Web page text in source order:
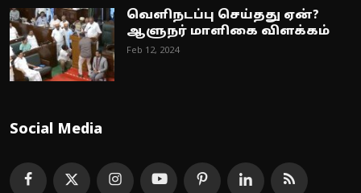
வெளிநடப்பு செய்தது ஏன்?
ஆளுநர் மாளிகை விளக்கம்
Feb 12, 2024
Social Media